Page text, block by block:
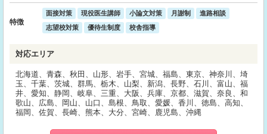
特徴
面接対策 現役医生講師 小論文対策 月謝制
進路相談
志望校対策
優待生制度 校舎指導
対応エリア
北海道、青森、秋田、山形、岩手、宮城、福島、東京、神奈川、埼
玉、千葉、茨城、群馬、栃木、山梨、新潟、長野、石川、富山、福
井、愛知、静岡、岐阜、三重、大阪、兵庫、京都、滋賀、奈良、和
歌山、広島、岡山、山口、島根、鳥取、愛媛、香川、徳島、高知、
福岡、佐賀、長崎、熊本、大分、宮崎、鹿児島、沖縄